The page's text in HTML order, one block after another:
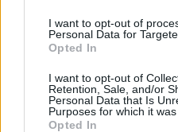
I want to opt-out of
Personal Data for
Opted In
I want to opt-out of
Retention, Sale, and/or
Personal Data that Is
Purposes for which it was
Opted In